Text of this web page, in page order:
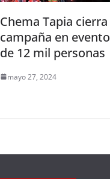
Chema Tapia cierra
campaña en evento
de 12 mil personas
mayo 27, 2024